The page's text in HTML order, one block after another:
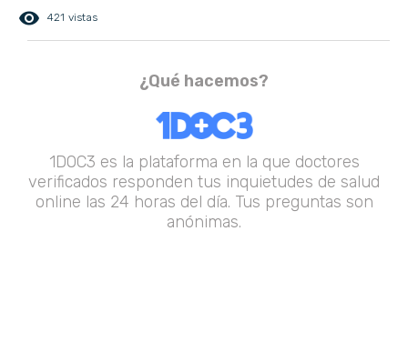
remove_red_eye 421 vistas
¿Qué hacemos?
1DOC3 es la plataforma en la que doctores
verificados responden tus inquietudes de salud
online las 24 horas del día. Tus preguntas son
anónimas.